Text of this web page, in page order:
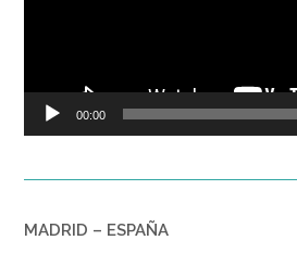
00:00
MADRID – ESPAÑA